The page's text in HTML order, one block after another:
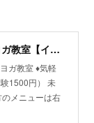
茨城県桜川市岩瀬町にあるヨガ教室【イワセヨガ】
ガ教室 ♦︎気軽
1500円） 未
メニューは右